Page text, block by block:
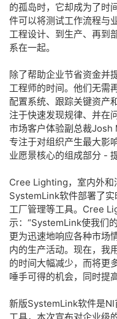
的孤岛时，它却成为了时
件可以将测试工作流程与
工程设计、到生产、再到
系在一起。
除了帮助企业节省资金并
工程师的时间。他们无需
配置系统、跟踪关键资产
注于快速发现规律、并在
市场​客户​体验副总裁Josh
专注于对组织产生最大影
业愿景核心的组成部分 -
Cree Lighting，室内外和
SystemLink软件部署了
工厂管理等工具。Cree
示：“SystemLink使我们
更为迅速地响应各种市场
内的生产活动。现在，我
的时间大幅减少，而将更
唾手可得的机会，同时提
新版SystemLink软件是NI